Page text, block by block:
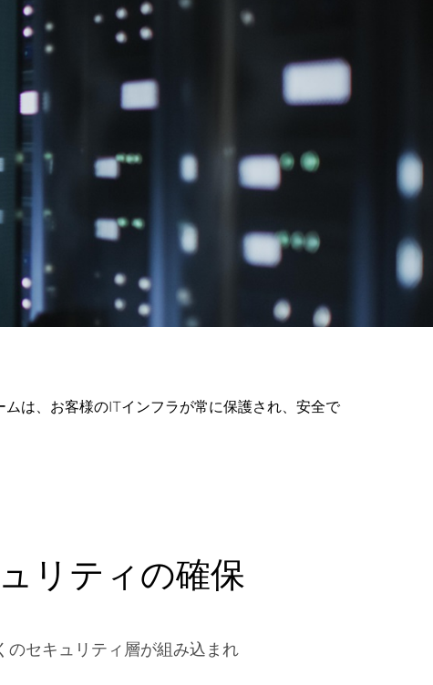
は、お客様のITインフラが常に保護され、安全で
リティの確保
のセキュリティ層が組み込まれ